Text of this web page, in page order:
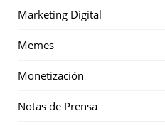
Marketing Digital
Memes
Monetización
Notas de Prensa